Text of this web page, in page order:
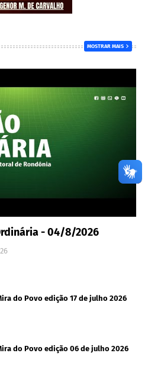
MOSTRAR MAIS
- 04/8/2026
do Povo edição 17 de julho 2026
do Povo edição 06 de julho 2026